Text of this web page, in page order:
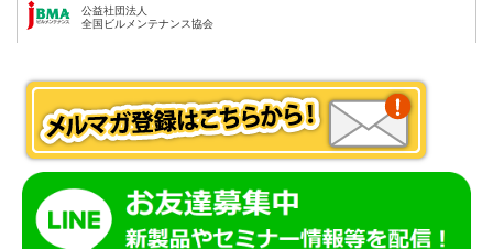
公益社団法人
全国ビルメンテナンス協会